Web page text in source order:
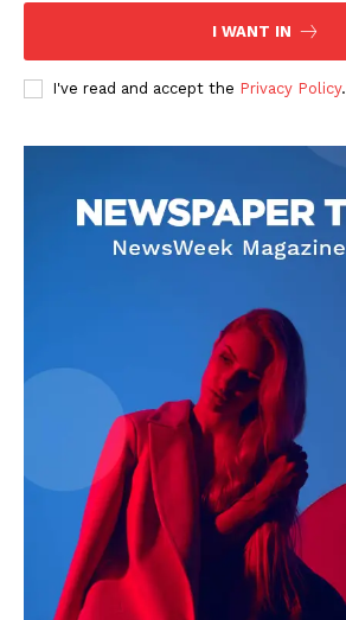
I WANT IN
I've read and accept the Privacy Policy.